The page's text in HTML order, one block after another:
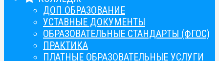
ДОП ОБРАЗОВАНИЕ
УСТАВНЫЕ ДОКУМЕНТЫ
ОБРАЗОВАТЕЛЬНЫЕ СТАНДАРТЫ (ФГОС)
ПРАКТИКА
ПЛАТНЫЕ ОБРАЗОВАТЕЛЬНЫЕ УСЛУГИ